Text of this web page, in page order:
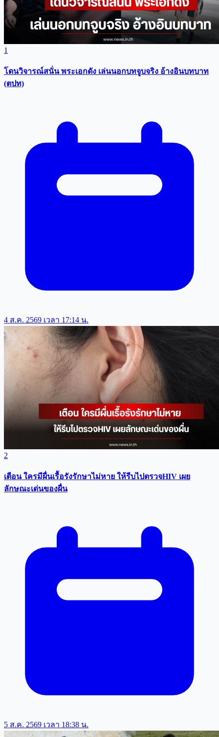
1
โดนวิจารณ์สนั่น พระเอกดัง เล่นนอกบทจูบจริง อ้างอินบทบาท
(ตปท)
4 ส.ค. 2569 เวลา 17:14 น.
2
เตือน ใครมีผื่นเรื้อรังรักษาไม่หาย ให้รีบไปตรวจHIV เผย
ลักษณะเด่นของผื่น
5 ส.ค. 2569 เวลา 18:38 น.